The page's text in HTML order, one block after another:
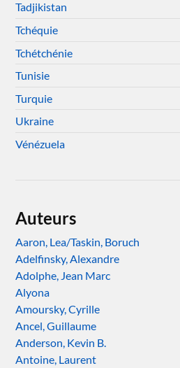
Tadjikistan
Tchéquie
Tchétchénie
Tunisie
Turquie
Ukraine
Vénézuela
Auteurs
Aaron, Lea/Taskin, Boruch
Adelfinsky, Alexandre
Adolphe, Jean Marc
Alyona
Amoursky, Cyrille
Ancel, Guillaume
Anderson, Kevin B.
Antoine, Laurent